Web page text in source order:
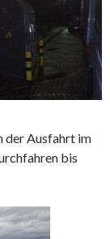
der Ausfahrt im
bis